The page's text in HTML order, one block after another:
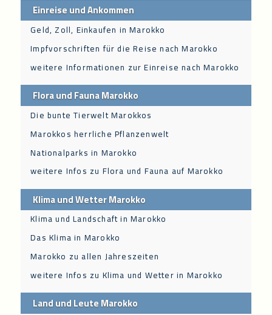
Einreise und Ankommen
Geld, Zoll, Einkaufen in Marokko
Impfvorschriften für die Reise nach Marokko
weitere Informationen zur Einreise nach Marokko
Flora und Fauna Marokko
Die bunte Tierwelt Marokkos
Marokkos herrliche Pflanzenwelt
Nationalparks in Marokko
weitere Infos zu Flora und Fauna auf Marokko
Klima und Wetter Marokko
Klima und Landschaft in Marokko
Das Klima in Marokko
Marokko zu allen Jahreszeiten
weitere Infos zu Klima und Wetter in Marokko
Land und Leute Marokko